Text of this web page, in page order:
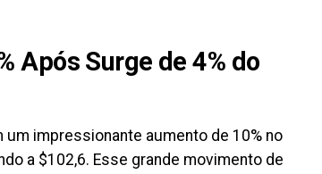
Após Surge de 4% do
impressionante aumento de 10% no
a $102,6. Esse grande movimento de